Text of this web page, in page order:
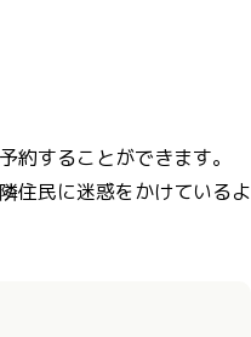
することができます。
住民に迷惑をかけているよ